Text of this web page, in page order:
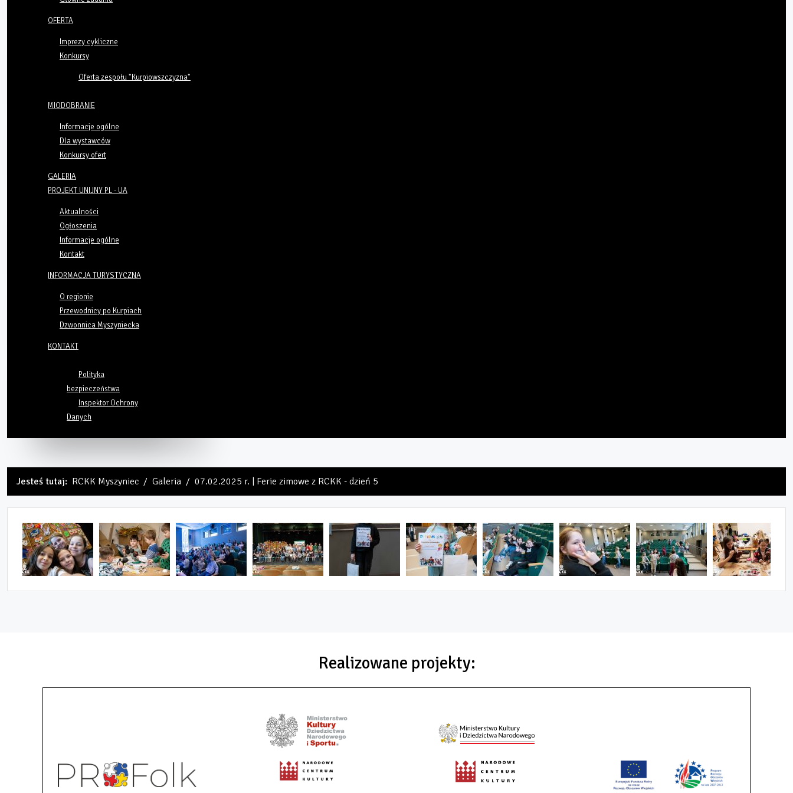
OFERTA
Imprezy cykliczne
Konkursy
Oferta zespołu "Kurpiowszczyzna"
MIODOBRANIE
Informacje ogólne
Dla wystawców
Konkursy ofert
GALERIA
PROJEKT UNIJNY PL - UA
Aktualności
Ogłoszenia
Informacje ogólne
Kontakt
INFORMACJA TURYSTYCZNA
O regionie
Przewodnicy po Kurpiach
Dzwonnica Myszyniecka
KONTAKT
Polityka
bezpieczeństwa
Inspektor Ochrony
Danych
Jesteś tutaj: RCKK Myszyniec Galeria 07.02.2025 r. | Ferie zimowe z RCKK - dzień 5
Realizowane projekty: